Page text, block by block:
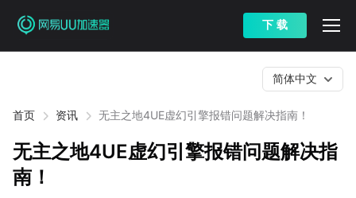
下 载
首页 资讯 无主之地4UE虚幻引擎报错问题解决指南！
简体中文
无主之地4UE虚幻引擎报错问题解决指
南！